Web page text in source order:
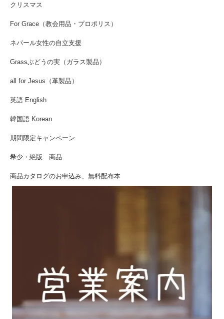
クリスマス
For Grace（教会用品・プロポリス）
ネパール女性の自立支援
Grassぶどうの実（ガラス製品）
all for Jesus（革製品）
英語 English
韓国語 Korean
期間限定キャンペーン
希少・絶版 商品
商品カタログのお申込み、無料配布本